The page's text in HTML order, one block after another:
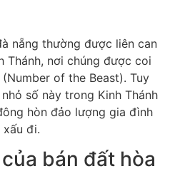
nẵng thường được liên can
Thánh, nơi chúng được coi
of the Beast). Tuy
số này trong Kinh Thánh
hòn đảo lượng gia đình
đi.
bán đất hòa